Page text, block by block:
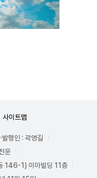
사이트맵
발행인 : 곽영길
운
146-1) 이마빌딩 11층